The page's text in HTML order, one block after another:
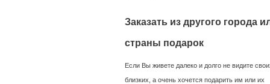
Заказать из другого города
страны подарок
Если Вы живете далеко и долго не видите
близких, а очень хочется подарить им или их